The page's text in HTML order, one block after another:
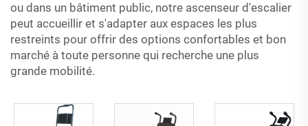
ou dans un bâtiment public, notre ascenseur d'escalier
peut accueillir et s'adapter aux espaces les plus
restreints pour offrir des options confortables et bon
marché à toute personne qui recherche une plus
grande mobilité.